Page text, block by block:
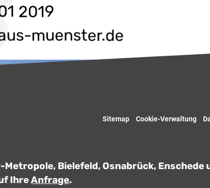
2019
muenster.de
Sitemap Cookie-Verwaltung
Bielefeld, Osnabrück, Enschede
IhreAnfrage.